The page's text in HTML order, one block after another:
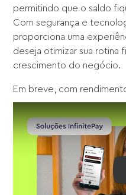
permitindo que o saldo
Com segurança e
proporciona uma
deseja otimizar sua rotina
crescimento do negócio.
Em breve, com